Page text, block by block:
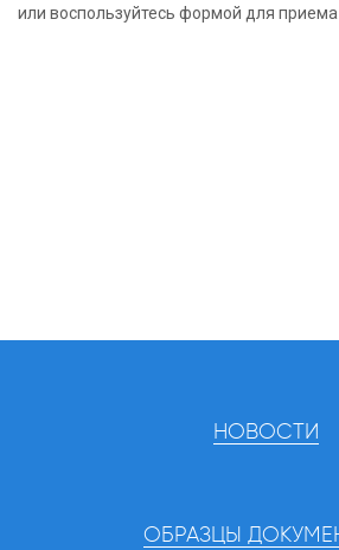
или воспользуйтесь формой для приема
НОВОСТИ
ОБРАЗЦЫ